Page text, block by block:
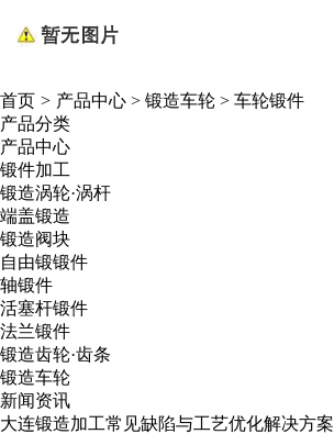
首页 > 产品中心 > 锻造车轮 > 车轮锻件
产品分类
产品中心
锻件加工
锻造涡轮·涡杆
端盖锻造
锻造阀块
自由锻锻件
轴锻件
活塞杆锻件
法兰锻件
锻造齿轮·齿条
锻造车轮
新闻资讯
大连锻造加工常见缺陷与工艺优化解决方案